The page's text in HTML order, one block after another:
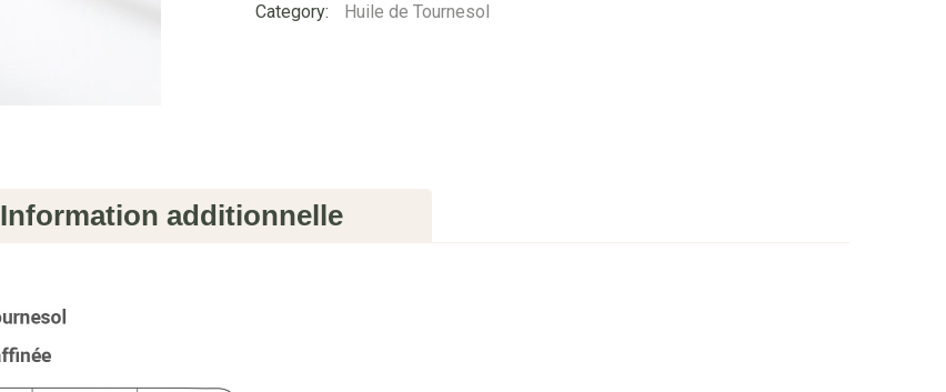
Category: Huile de Tournesol
Information additionnelle